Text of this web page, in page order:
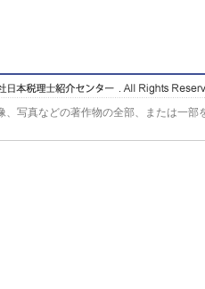
、写真などの著作物の全部、または一